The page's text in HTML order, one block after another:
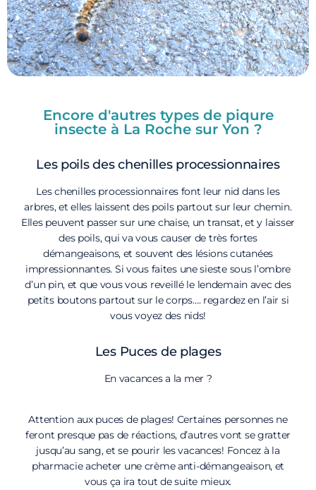
Encore d'autres types de piqure
insecte à La Roche sur Yon ?
Les poils des chenilles processionnaires
Les chenilles processionnaires font leur nid dans les
arbres, et elles laissent des poils partout sur leur chemin.
Elles peuvent passer sur une chaise, un transat, et y laisser
des poils, qui va vous causer de très fortes
démangeaisons, et souvent des lésions cutanées
impressionnantes. Si vous faites une sieste sous l’ombre
d’un pin, et que vous vous reveillé le lendemain avec des
petits boutons partout sur le corps…. regardez en l’air si
vous voyez des nids!
Les Puces de plages
En vacances a la mer ?
Attention aux puces de plages! Certaines personnes ne
feront presque pas de réactions, d’autres vont se gratter
jusqu’au sang, et se pourir les vacances! Foncez à la
pharmacie acheter une crème anti-démangeaison, et
vous ça ira tout de suite mieux.